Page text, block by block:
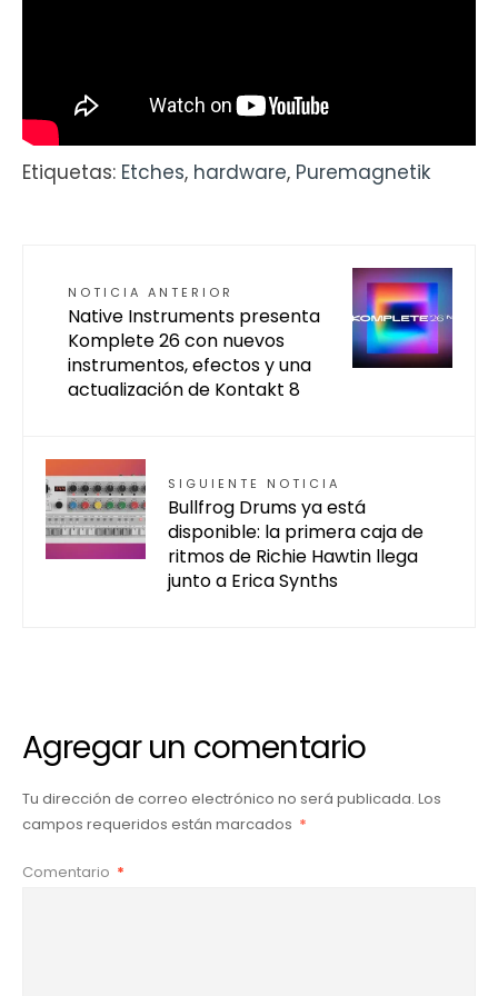
Etiquetas: Etches, hardware, Puremagnetik
NOTICIA ANTERIOR
Native Instruments presenta
Komplete 26 con nuevos
instrumentos, efectos y una
actualización de Kontakt 8
SIGUIENTE NOTICIA
Bullfrog Drums ya está
disponible: la primera caja de
ritmos de Richie Hawtin llega
junto a Erica Synths
Agregar un comentario
Tu dirección de correo electrónico no será publicada. Los
campos requeridos están marcados *
Comentario *